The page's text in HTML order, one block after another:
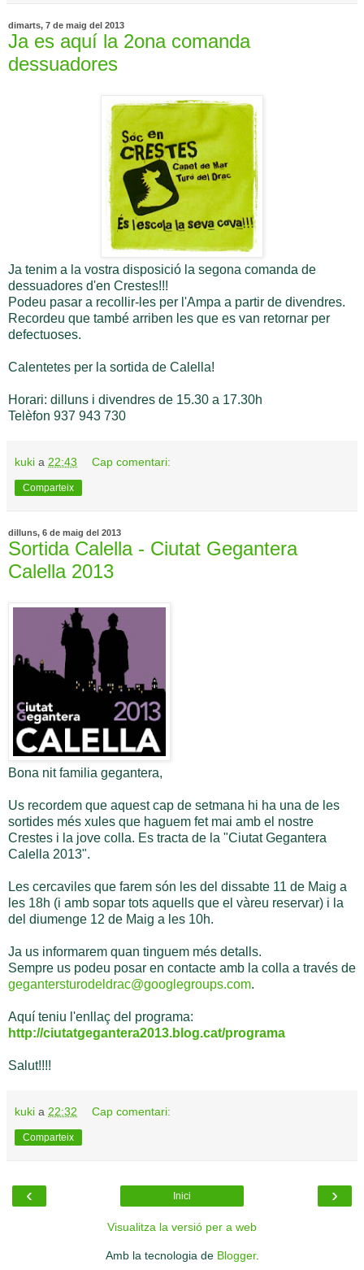
dimarts, 7 de maig del 2013
Ja es aquí la 2ona comanda
dessuadores
Ja tenim a la vostra disposició la segona comanda de
dessuadores d'en Crestes!!!
Podeu pasar a recollir-les per l'Ampa a partir de divendres.
Recordeu que també arriben les que es van retornar per
defectuoses.
Calentetes per la sortida de Calella!
Horari: dilluns i divendres de 15.30 a 17.30h
Telèfon 937 943 730
kuki a 22:43 Cap comentari:
Comparteix
dilluns, 6 de maig del 2013
Sortida Calella - Ciutat Gegantera
Calella 2013
Bona nit familia gegantera,
Us recordem que aquest cap de setmana hi ha una de les
sortides més xules que haguem fet mai amb el nostre
Crestes i la jove colla. Es tracta de la "Ciutat Gegantera
Calella 2013".
Les cercaviles que farem són les del dissabte 11 de Maig a
les 18h (i amb sopar tots aquells que el vàreu reservar) i la
del diumenge 12 de Maig a les 10h.
Ja us informarem quan tinguem més detalls.
Sempre us podeu posar en contacte amb la colla a través de
gegantersturodeldrac@googlegroups.com.
Aquí teniu l'enllaç del programa:
http://ciutatgegantera2013.blog.cat/programa
Salut!!!!
kuki a 22:32 Cap comentari:
Comparteix
‹ ›
Inici
Visualitza la versió per a web
Amb la tecnologia de Blogger.